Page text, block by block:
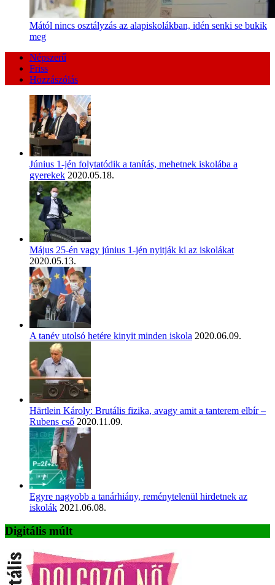
Mától nincs osztályzás az alapiskolákban, idén senki se bukik
meg
Népszerű
Friss
Hozzászólás
Június 1-jén folytatódik a tanítás, mehetnek iskolába a
gyerekek 2020.05.18.
Május 25-én vagy június 1-jén nyitják ki az iskolákat
2020.05.13.
A tanév utolsó hetére kinyit minden iskola 2020.06.09.
Härtlein Károly: Brutális fizika, avagy amit a tanterem elbír –
Rubens cső 2020.11.09.
Egyre nagyobb a tanárhiány, reménytelenül hirdetnek az
iskolák 2021.06.08.
Digitális múlt